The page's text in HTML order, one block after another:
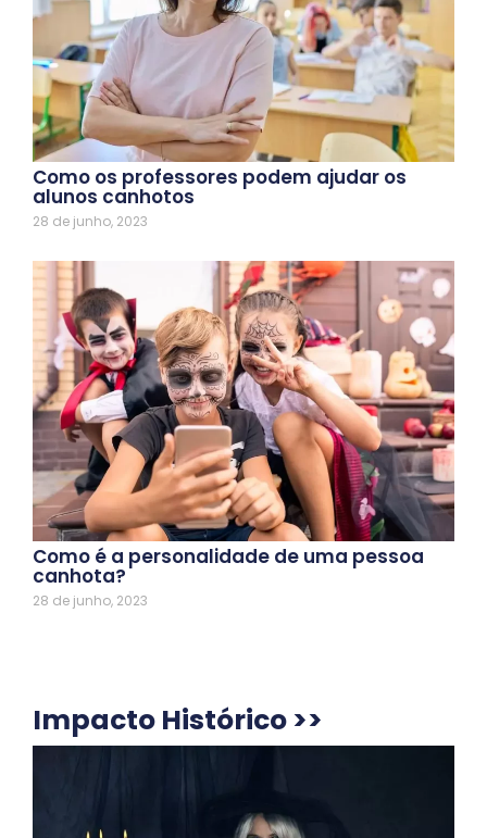
Como os professores podem ajudar os
alunos canhotos
28 de junho, 2023
Como é a personalidade de uma pessoa
canhota?
28 de junho, 2023
Impacto Histórico >>